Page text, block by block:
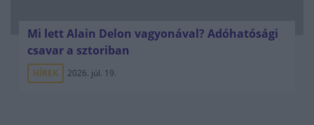
Mi lett Alain Delon vagyonával? Adóhatósági
csavar a sztoriban
HÍREK 2026. júl. 19.